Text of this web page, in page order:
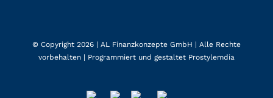
© Copyright 2026 | AL Finanzkonzepte GmbH | Alle Rechte
vorbehalten | Programmiert und gestaltet Prostylemdia